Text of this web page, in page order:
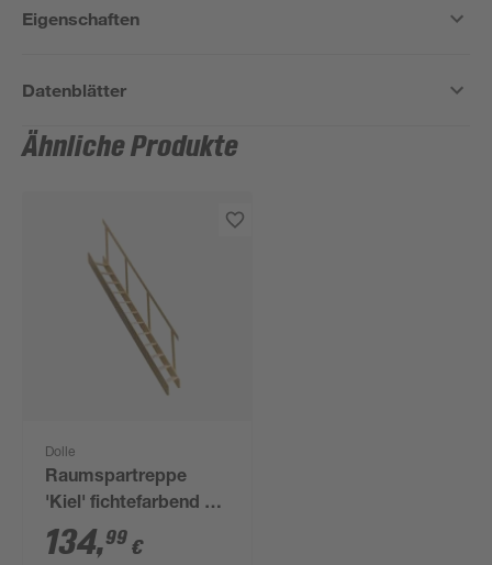
Eigenschaften
Datenblätter
Ähnliche Produkte
Dolle
Raumspartreppe
'Kiel' fichtefarbend 12
Stufen
134,99 €